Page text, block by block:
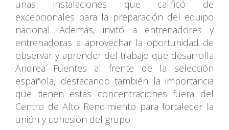
unas instalaciones que calificó de
excepcionales para la preparación del equipo
nacional. Además, invitó a entrenadores y
entrenadoras a aprovechar la oportunidad de
observar y aprender del trabajo que desarrolla
Andrea Fuentes al frente de la selección
española, destacando también la importancia
que tienen estas concentraciones fuera del
Centro de Alto Rendimiento para fortalecer la
unión y cohesión del grupo.